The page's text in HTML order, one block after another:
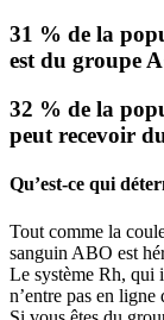
31 % de la
est du groupe
32 % de la
peut recevoir
Qu’est-ce qui
Tout comme la
sanguin ABO est
Le système Rh, qui
n’entre pas en